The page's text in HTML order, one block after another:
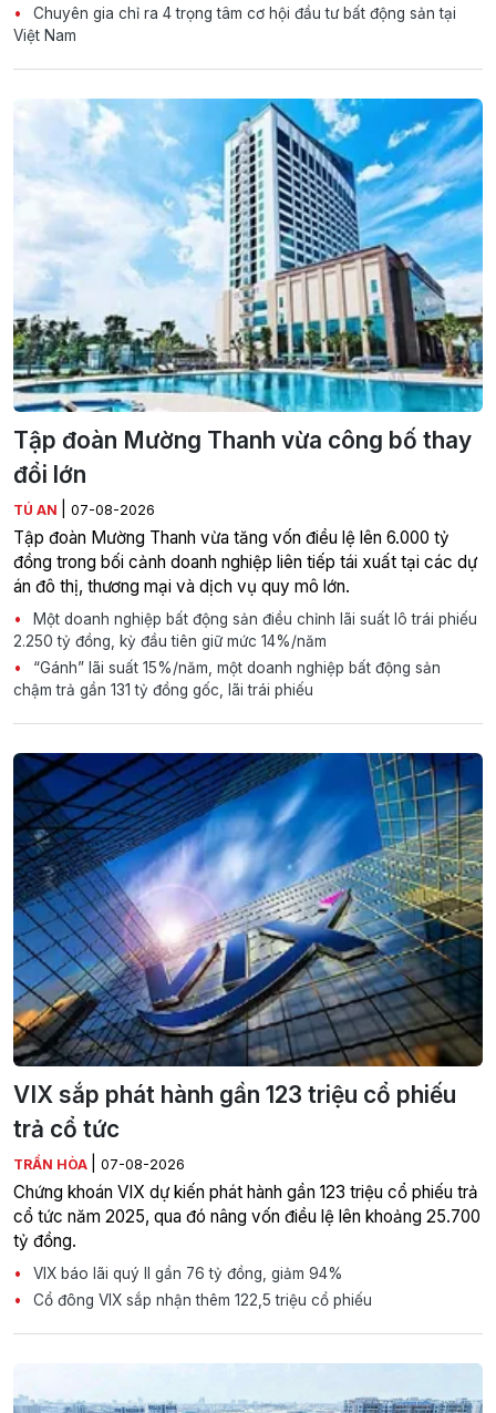
Chuyên gia chỉ ra 4 trọng tâm cơ hội đầu tư bất động sản tại
Việt Nam
Tập đoàn Mường Thanh vừa công bố thay
đổi lớn
TÚ AN 07-08-2026
Tập đoàn Mường Thanh vừa tăng vốn điều lệ lên 6.000 tỷ
đồng trong bối cảnh doanh nghiệp liên tiếp tái xuất tại các dự
án đô thị, thương mại và dịch vụ quy mô lớn.
Một doanh nghiệp bất động sản điều chỉnh lãi suất lô trái phiếu
2.250 tỷ đồng, kỳ đầu tiên giữ mức 14%/năm
“Gánh” lãi suất 15%/năm, một doanh nghiệp bất động sản
chậm trả gần 131 tỷ đồng gốc, lãi trái phiếu
VIX sắp phát hành gần 123 triệu cổ phiếu
trả cổ tức
TRẦN HÒA 07-08-2026
Chứng khoán VIX dự kiến phát hành gần 123 triệu cổ phiếu trả
cổ tức năm 2025, qua đó nâng vốn điều lệ lên khoảng 25.700
tỷ đồng.
VIX báo lãi quý II gần 76 tỷ đồng, giảm 94%
Cổ đông VIX sắp nhận thêm 122,5 triệu cổ phiếu